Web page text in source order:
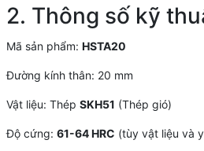
2. Thông số kỹ
Mã sản phẩm: HSTA20
Đường kính thân: 20 mm
Vật liệu: Thép SKH51 (Thép gió)
Độ cứng: 61-64 HRC (tùy vật liệu và